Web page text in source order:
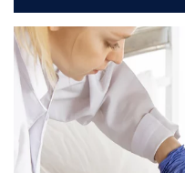
20 листопада, 12:30